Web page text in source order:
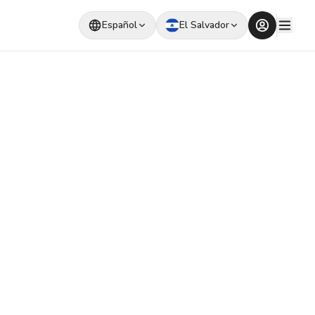
Español El Salvador